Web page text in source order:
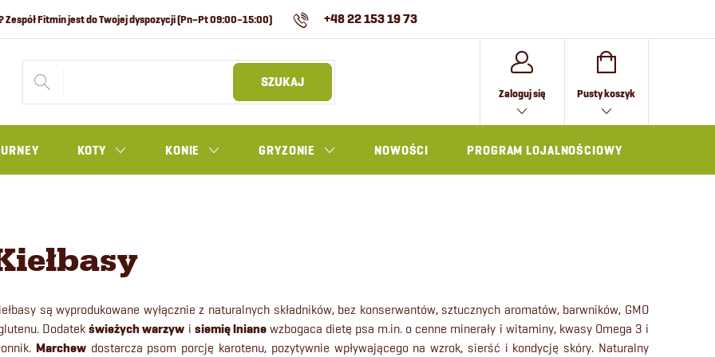
+48 22 153 19 73
SZUKAJ
Zaloguj się KOSZYK
Pusty koszyk
KOTY KONIE GRYZONIE NOWOŚCI PROGRAM LOJALNOŚCIOWY
są wyprodukowane wyłącznie z naturalnych składników, bez konserwantów, sztucznych aromatów, barwników, GMO
Dodatekświeżych warzyw i siemię lnianewzbogaca dietę psa m.in. o cenne minerały i witaminy, kwasy Omega 3 i
Marchewdostarcza psom porcję karotenu, pozytywnie wpływającego na wzrok, sierść i kondycję skóry. Naturalny